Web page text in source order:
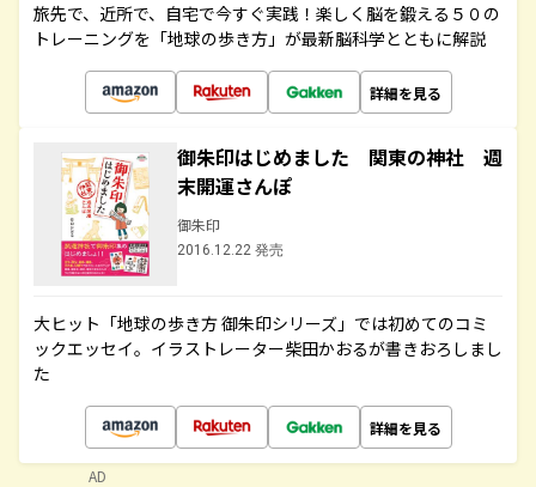
旅先で、近所で、自宅で今すぐ実践！楽しく脳を鍛える５０の
トレーニングを「地球の歩き方」が最新脳科学とともに解説
詳細を見る
御朱印はじめました 関東の神社 週
末開運さんぽ
御朱印
2016.12.22 発売
大ヒット「地球の歩き方 御朱印シリーズ」では初めてのコミ
ックエッセイ。イラストレーター柴田かおるが書きおろしまし
た
詳細を見る
AD